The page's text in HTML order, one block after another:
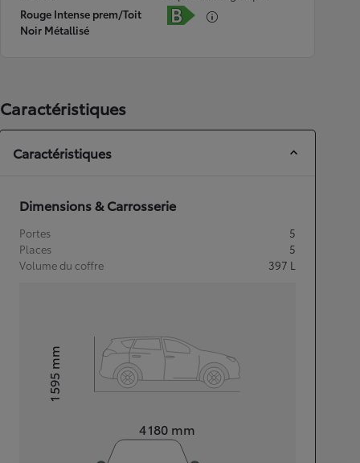
Rouge Intense prem/Toit
Noir Métallisé
Caractéristiques
Caractéristiques
Dimensions & Carrosserie
Portes
5
Places
5
Volume du coffre
397 L
Longueur
4 180 mm
Hauteur1 595
mm